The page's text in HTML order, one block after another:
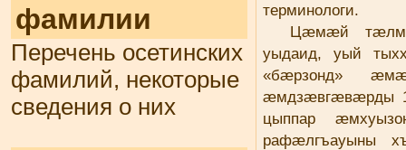
фамилии
Перечень осетинских
фамилий, некоторые
сведения о них
терминологи.
Цæмæй
уыдаид, уый
«бæрзонд»
æмдзæвгæвæрды
цыппар
рафæлгъауыны